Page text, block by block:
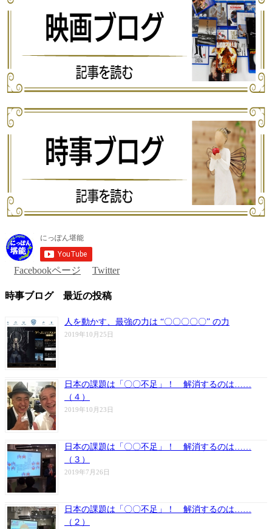
Facebookページ Twitter
時事ブログ 最近の投稿
人を動かす、最強の力は “〇〇〇〇〇” の力
2019年10月25日
日本の課題は「〇〇不足」！ 解消するのは……
（４）
2019年10月23日
日本の課題は「〇〇不足」！ 解消するのは……
（３）
2019年7月26日
日本の課題は「〇〇不足」！ 解消するのは……
（２）